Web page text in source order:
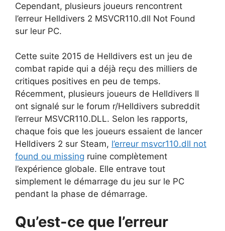
Cependant, plusieurs joueurs rencontrent
l’erreur Helldivers 2 MSVCR110.dll Not Found
sur leur PC.
Cette suite 2015 de Helldivers est un jeu de
combat rapide qui a déjà reçu des milliers de
critiques positives en peu de temps.
Récemment, plusieurs joueurs de Helldivers II
ont signalé sur le forum r/Helldivers subreddit
l’erreur MSVCR110.DLL. Selon les rapports,
chaque fois que les joueurs essaient de lancer
Helldivers 2 sur Steam, l’erreur msvcr110.dll not
found ou missing ruine complètement
l’expérience globale. Elle entrave tout
simplement le démarrage du jeu sur le PC
pendant la phase de démarrage.
Qu’est-ce que l’erreur